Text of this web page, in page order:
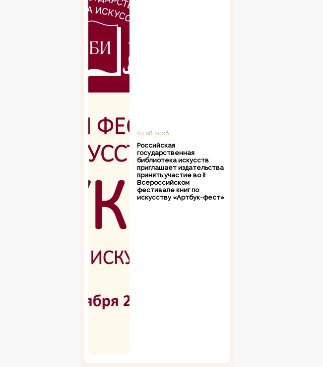
04.08.2026
Российская
государственная
библиотека искусств
приглашает издательства
принять участие во II
Всероссийском
фестивале книг по
искусству «Артбук-фест»